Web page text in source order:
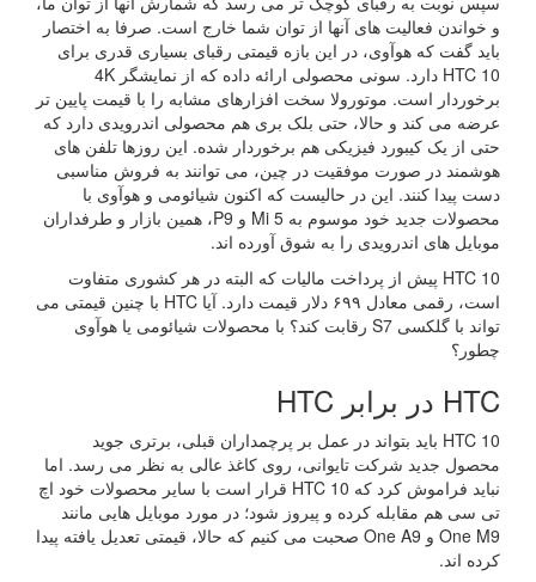
و خواندن فعالیت های آنها از توان شما خارج است. صرفا به اختصار
باید گفت که هوآوی، در این بازه قیمتی رقبای بسیاری قدری برای
HTC 10 دارد. سونی محصولی ارائه داده که از نمایشگر 4K
برخوردار است. موتورولا سخت افزارهای مشابه را با قیمت پایین تر
عرضه می کند و حالا، حتی بلک بری هم محصولی اندرویدی دارد که
حتی از یک کیبورد فیزیکی هم برخوردار شده. این روزها تلفن های
هوشمند در صورت موفقیت در چین، می توانند به فروش مناسبی
دست پیدا کنند. این در حالیست که اکنون شیائومی و هوآوی با
محصولات جدید خود موسوم به Mi 5 و P9، همین بازار و طرفداران
موبایل های اندرویدی را به شوق آورده اند.
HTC 10 پیش از پرداخت مالیات که البته در هر کشوری متفاوت
است، رقمی معادل ۶۹۹ دلار قیمت دارد. آیا HTC با چنین قیمتی می
تواند با گلکسی S7 رقابت کند؟ با محصولات شیائومی یا هوآوی
چطور؟
HTC در برابر HTC
HTC 10 باید بتواند در عمل بر پرچمداران قبلی، برتری جوید
محصول جدید شرکت تایوانی، روی کاغذ عالی به نظر می رسد. اما
نباید فراموش کرد که HTC 10 قرار است با سایر محصولات خود اچ
تی سی هم مقابله کرده و پیروز شود؛ در مورد موبایل هایی مانند
One M9 و One A9 صحبت می کنیم که حالا، قیمتی تعدیل یافته پیدا
کرده اند.